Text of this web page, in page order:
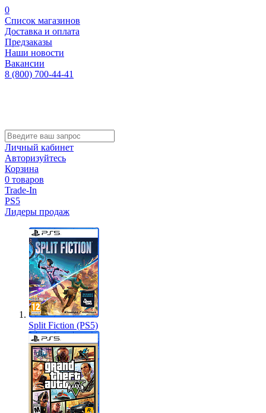
0
Список магазинов
Доставка и оплата
Предзаказы
Наши новости
Вакансии
8 (800) 700-44-41
Личный кабинет
Авторизуйтесь
Корзина
0 товаров
Trade-In
PS5
Лидеры продаж
Split Fiction (PS5)